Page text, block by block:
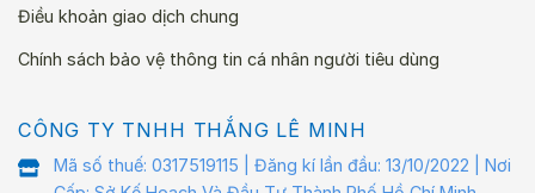
Điều khoản giao dịch chung
Chính sách bảo vệ thông tin cá nhân người tiêu dùng
CÔNG TY TNHH THẮNG LÊ MINH
Mã số thuế: 0317519115 | Đăng kí lần đầu: 13/10/2022 | Nơi